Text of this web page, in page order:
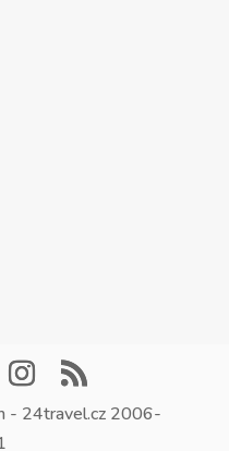
- 24travel.cz 2006-